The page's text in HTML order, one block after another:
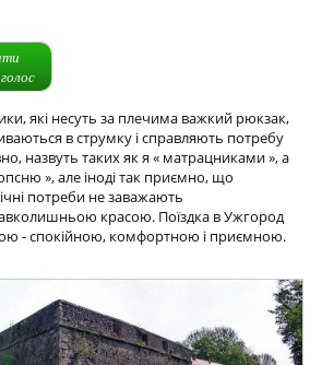
які несуть за плечима важкий рюкзак,
в струмку і справляють потребу
назвуть таких як я « матрацниками », а
», але іноді так приємно, що
потреби не заважають
красою. Поїздка в Ужгород
- спокійною, комфортною і приємною.